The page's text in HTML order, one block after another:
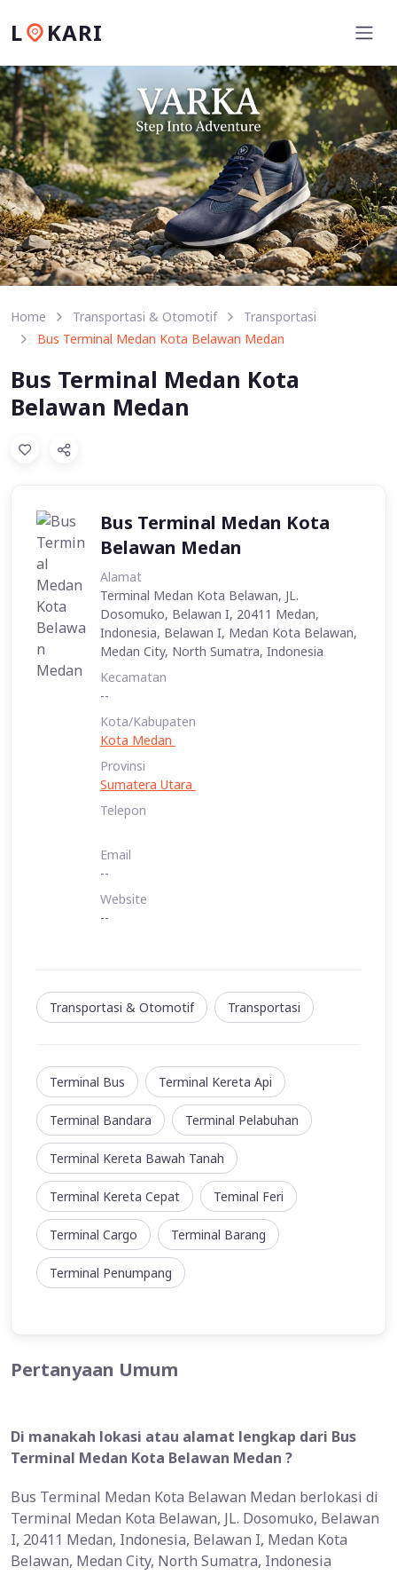
L KARI
Home Transportasi & Otomotif
Transportasi
Bus Terminal Medan Kota Belawan Medan
Bus Terminal Medan Kota
Belawan Medan
Bus Terminal Medan Kota
Belawan Medan
Alamat
Terminal Medan Kota Belawan, JL.
Dosomuko, Belawan I, 20411 Medan,
Indonesia, Belawan I, Medan Kota Belawan,
Medan City, North Sumatra, Indonesia
Kecamatan
--
Kota/Kabupaten
Kota Medan
Provinsi
Sumatera Utara
Telepon
Email
--
Website
--
Transportasi & Otomotif Transportasi
Terminal Bus Terminal Kereta Api
Terminal Bandara Terminal Pelabuhan
Terminal Kereta Bawah Tanah
Terminal Kereta Cepat Teminal Feri
Terminal Cargo Terminal Barang
Terminal Penumpang
Pertanyaan Umum
Di manakah lokasi atau alamat lengkap dari Bus
Terminal Medan Kota Belawan Medan ?
Bus Terminal Medan Kota Belawan Medan berlokasi di
Terminal Medan Kota Belawan, JL. Dosomuko, Belawan
I, 20411 Medan, Indonesia, Belawan I, Medan Kota
Belawan, Medan City, North Sumatra, Indonesia